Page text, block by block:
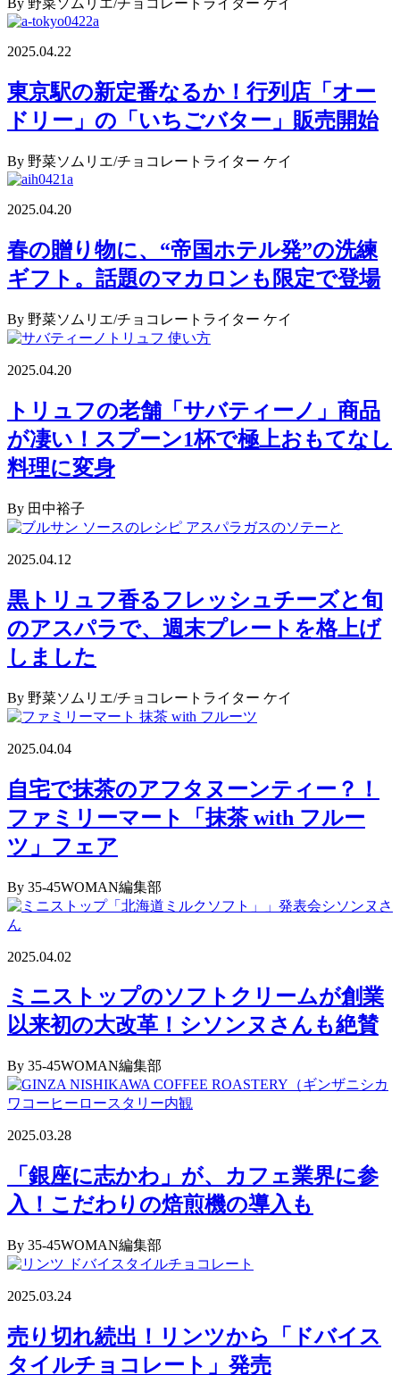
By 野菜ソムリエ/チョコレートライター ケイ
2025.04.22
東京駅の新定番なるか！行列店「オー
ドリー」の「いちごバター」販売開始
By 野菜ソムリエ/チョコレートライター ケイ
2025.04.20
春の贈り物に、“帝国ホテル発”の洗練
ギフト。話題のマカロンも限定で登場
By 野菜ソムリエ/チョコレートライター ケイ
2025.04.20
トリュフの老舗「サバティーノ」商品
が凄い！スプーン1杯で極上おもてなし
料理に変身
By 田中裕子
2025.04.12
黒トリュフ香るフレッシュチーズと旬
のアスパラで、週末プレートを格上げ
しました
By 野菜ソムリエ/チョコレートライター ケイ
2025.04.04
自宅で抹茶のアフタヌーンティー？！
ファミリーマート「抹茶 with フルー
ツ」フェア
By 35-45WOMAN編集部
2025.04.02
ミニストップのソフトクリームが創業
以来初の大改革！シソンヌさんも絶賛
By 35-45WOMAN編集部
2025.03.28
「銀座に志かわ」が、カフェ業界に参
入！こだわりの焙煎機の導入も
By 35-45WOMAN編集部
2025.03.24
売り切れ続出！リンツから「ドバイス
タイルチョコレート」発売